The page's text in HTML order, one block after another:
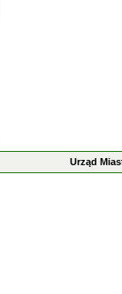
Urząd